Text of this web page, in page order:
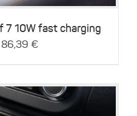
7 10W fast charging
Ursprünglicher
107,99 €
86,39 €Aktueller
86,39 €.